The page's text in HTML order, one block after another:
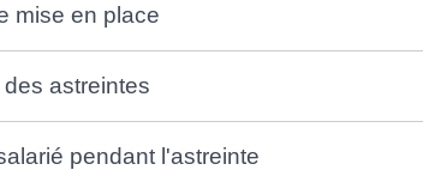
mise en place
astreintes
pendant l'astreinte